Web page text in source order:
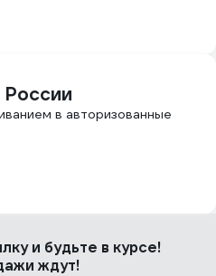
в авторизованные
и будьте в курсе!
ждут!